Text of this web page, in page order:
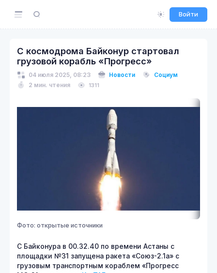
Войти
С космодрома Байконур стартовал
грузовой корабль «Прогресс»
04 июля 2025, 08:23 Новости
Социум
2 мин. чтения
1311
Фото: открытые источники
С Байконура в 00.32.40 по времени Астаны с
площадки №31 запущена ракета «Союз-2.1а» с
грузовым транспортным кораблем «Прогресс